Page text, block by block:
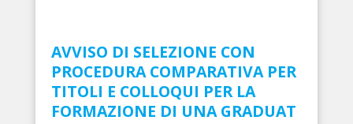
AVVISO DI SELEZIONE CON
PROCEDURA COMPARATIVA PER
TITOLI E COLLOQUI PER LA
FORMAZIONE DI UNA GRADUAT